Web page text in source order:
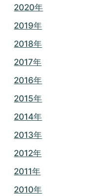
2020年
2019年
2018年
2017年
2016年
2015年
2014年
2013年
2012年
2011年
2010年